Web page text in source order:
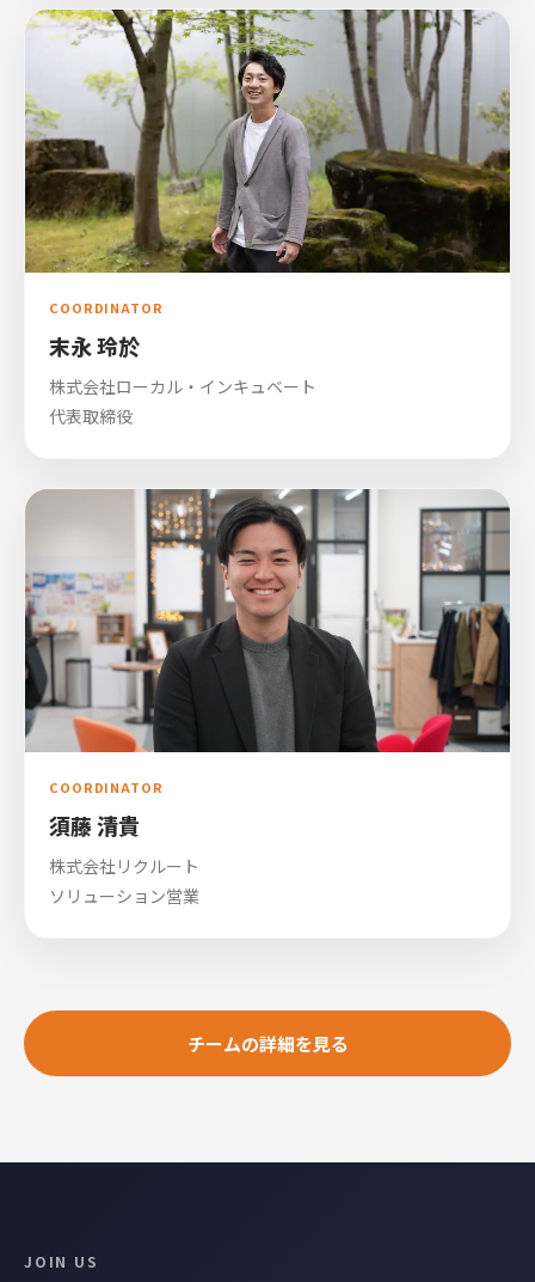
COORDINATOR
末永 玲於
株式会社ローカル・インキュベート
代表取締役
COORDINATOR
須藤 清貴
株式会社リクルート
ソリューション営業
チームの詳細を見る
JOIN US